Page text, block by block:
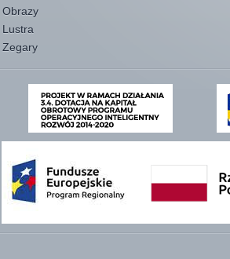
Obrazy
Lustra
Zegary